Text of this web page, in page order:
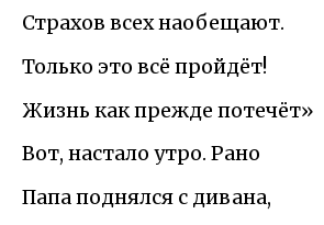
Страхов всех наобещают.
Только это всё пройдёт!
Жизнь как прежде потечёт»
Вот, настало утро. Рано
Папа поднялся с дивана,